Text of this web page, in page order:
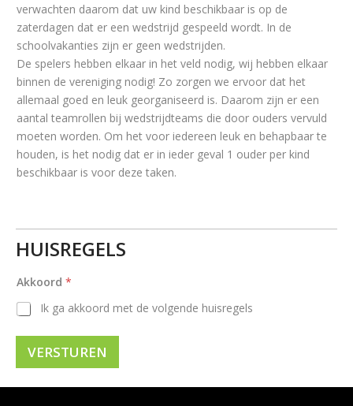
verwachten daarom dat uw kind beschikbaar is op de
zaterdagen dat er een wedstrijd gespeeld wordt. In de
schoolvakanties zijn er geen wedstrijden.
De spelers hebben elkaar in het veld nodig, wij hebben elkaar
binnen de vereniging nodig! Zo zorgen we ervoor dat het
allemaal goed en leuk georganiseerd is. Daarom zijn er een
aantal teamrollen bij wedstrijdteams die door ouders vervuld
moeten worden. Om het voor iedereen leuk en behapbaar te
houden, is het nodig dat er in ieder geval 1 ouder per kind
beschikbaar is voor deze taken.
HUISREGELS
Akkoord *
Ik ga akkoord met de volgende huisregels
VERSTUREN